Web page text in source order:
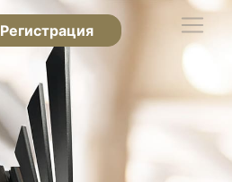
Регистрация